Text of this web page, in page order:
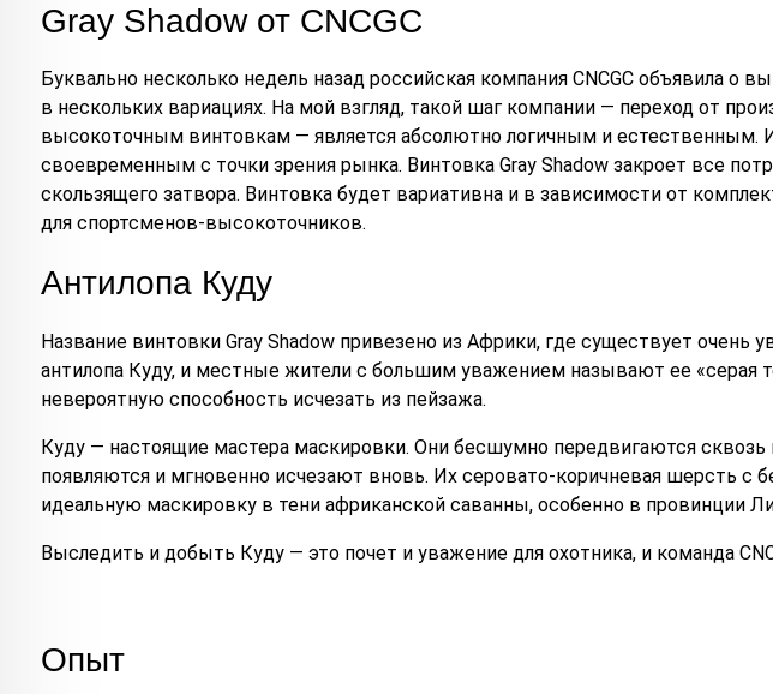
Gray Shadow от CNCGC
Буквально несколько недель назад российская компания CNCGC объявила о
в нескольких вариациях. На мой взгляд, такой шаг компании — переход от
высокоточным винтовкам — является абсолютно логичным и естественным.
своевременным с точки зрения рынка. Винтовка Gray Shadow закроет все
скользящего затвора. Винтовка будет вариативна и в зависимости от
для спортсменов-высокоточников.
Антилопа Куду
Название винтовки Gray Shadow привезено из Африки, где существует
антилопа Куду, и местные жители с большим уважением называют ее «серая
невероятную способность исчезать из пейзажа.
Куду — настоящие мастера маскировки. Они бесшумно передвигаются сквозь
появляются и мгновенно исчезают вновь. Их серовато-коричневая шерсть с
идеальную маскировку в тени африканской саванны, особенно в провинции
Выследить и добыть Куду — это почет и уважение для охотника, и команда
Опыт